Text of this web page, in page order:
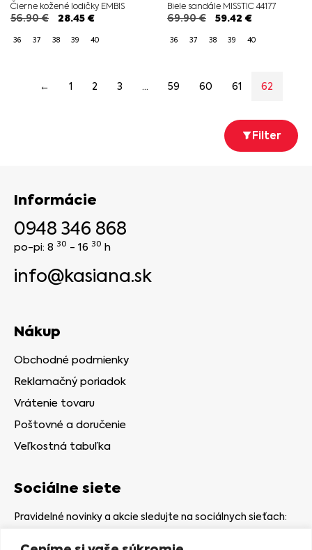
Čierne kožené lodičky EMBIS
56.90€ 28.45€
36 37 38 39 40
Biele sandále MISSTIC 44177
69.90€ 59.42 €
36 37 38 39 40
← 1 2 3 … 59 60 61 62
Filter
Informácie
0948 346 868
po-pi: 8 30 - 16 30 h
info@kasiana.sk
Nákup
Obchodné podmienky
Reklamačný poriadok
Vrátenie tovaru
Poštovné a doručenie
Veľkostná tabuľka
Sociálne siete
Pravidelné novinky a akcie sledujte na sociálnych sieťach: